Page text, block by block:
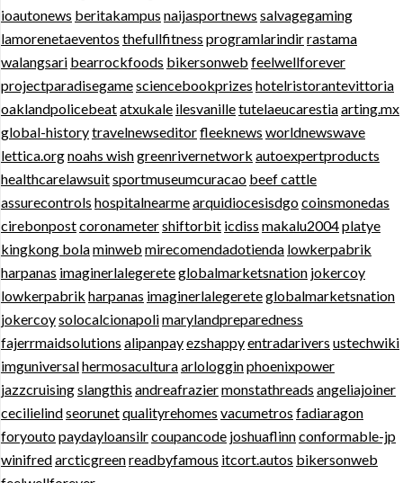
ioautonews beritakampus naijasportnews salvagegaming
lamorenetaeventos thefullfitness programlarindirrastama
walangsari bearrockfoods bikersonweb feelwellforever
projectparadisegamesciencebookprizes hotelristorantevittoria
oaklandpolicebeatatxukale ilesvanilletutelaeucarestiaarting.mx
global-historytravelnewseditorfleeknews worldnewswave
lettica.orgnoahs wishgreenrivernetwork autoexpertproducts
healthcarelawsuitsportmuseumcuracao beef cattle
assurecontrols hospitalnearmearquidiocesisdgocoinsmonedas
cirebonpostcoronametershiftorbit icdiss makalu2004platye
kingkong bolaminweb mirecomendadotienda lowkerpabrik
harpanas imaginerlalegereteglobalmarketsnation jokercoy
lowkerpabrik harpanas imaginerlalegereteglobalmarketsnation
jokercoysolocalcionapolimarylandpreparedness
fajerrmaidsolutions alipanpayezshappyentradarivers ustechwiki
imguniversalhermosaculturaarlologginphoenixpower
jazzcruisingslangthis andreafraziermonstathreads angeliajoiner
cecilielindseorunetqualityrehomes vacumetros fadiaragon
foryoutopaydayloansilrcoupancode joshuaflinnconformable-jp
winifredarcticgreenreadbyfamous itcort.autos bikersonweb